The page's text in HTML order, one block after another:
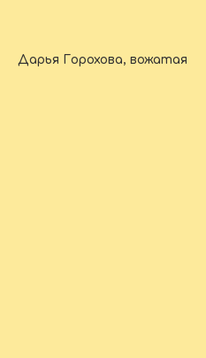
Дарья Горохова, вожатая